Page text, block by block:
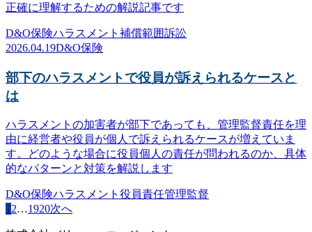
正確に理解するための解説記事です
D&O保険ハラスメント 補償範囲訴訟
2026.04.19D&O保険
部下のハラスメントで役員が訴えられるケースと
は
ハラスメントの加害者が部下であっても、管理監督責任を理
由に経営者や役員が個人で訴えられるケースが増えていま
す。どのような場合に役員個人の責任が問われるのか、具体
的なパターンと対策を解説します
D&O保険ハラスメント 役員責任管理監督
1 2…1920次へ